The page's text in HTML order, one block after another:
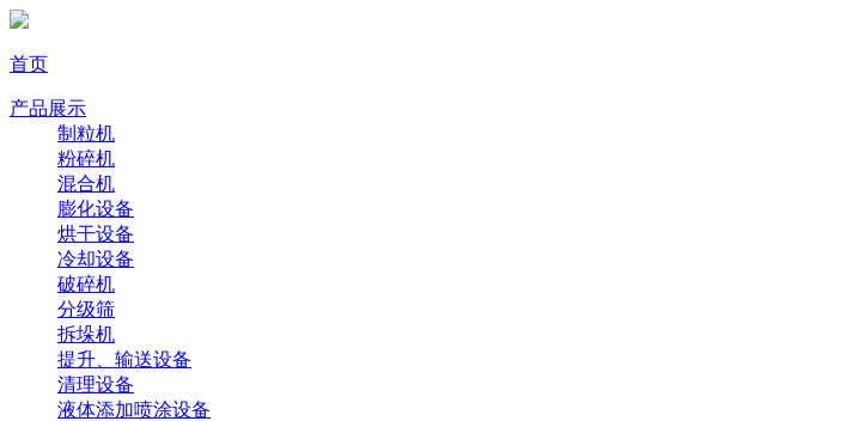
首页
产品展示
制粒机
粉碎机
混合机
膨化设备
烘干设备
冷却设备
破碎机
分级筛
拆垛机
提升、输送设备
清理设备
液体添加喷涂设备